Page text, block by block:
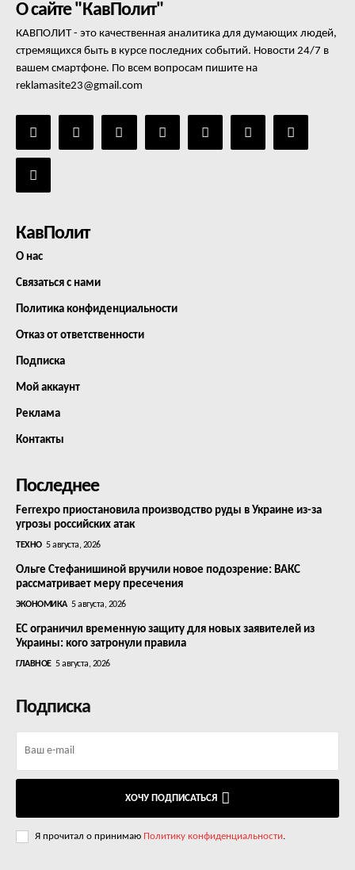
О сайте "КавПолит"
КАВПОЛИТ - это качественная аналитика для думающих людей,
стремящихся быть в курсе последних событий. Новости 24/7 в
вашем смартфоне. По всем вопросам пишите на
reklamasite23@gmail.com
КавПолит
О нас
Связаться с нами
Политика конфиденциальности
Отказ от ответственности
Подписка
Мой аккаунт
Реклама
Контакты
Последнее
Ferrexpo приостановила производство руды в Украине из-за
угрозы российских атак
ТЕХНО 5 августа, 2026
Ольге Стефанишиной вручили новое подозрение: ВАКС
рассматривает меру пресечения
ЭКОНОМИКА 5 августа, 2026
ЕС ограничил временную защиту для новых заявителей из
Украины: кого затронули правила
ГЛАВНОЕ 5 августа, 2026
Подписка
ХОЧУ ПОДПИСАТЬСЯ
Я прочитал о принимаю Политику конфиденциальности.